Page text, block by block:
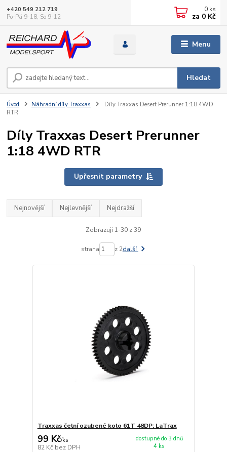
Menu
Hledat
+420 549 212 719
Po-Pá 9-18, So 9-12
0 ks
za 0 Kč
Úvod Náhradní díly Traxxas
Díly Traxxas Desert Prerunner 1:18 4WD
RTR
Díly Traxxas Desert Prerunner
1:18 4WD RTR
Upřesnit parametry
Nejnovější Nejlevnější Nejdražší
Zobrazuji 1-30 z 39
strana z 2další
Traxxas čelní ozubené kolo 61T 48DP: LaTrax
99 Kč/ks
82 Kč bez DPH
dostupné do 3 dnů
4 ks